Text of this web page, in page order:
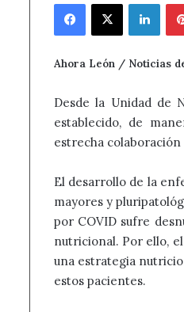
Facebook
X
Ahora León / Noticias
Desde la Unidad de
establecido, de
estrecha
El desarrollo de la
mayores y
por COVID sufre
nutricional. Por ello,
una estrategia
estos pacientes.